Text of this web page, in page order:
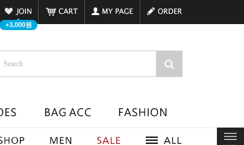
+3,000원